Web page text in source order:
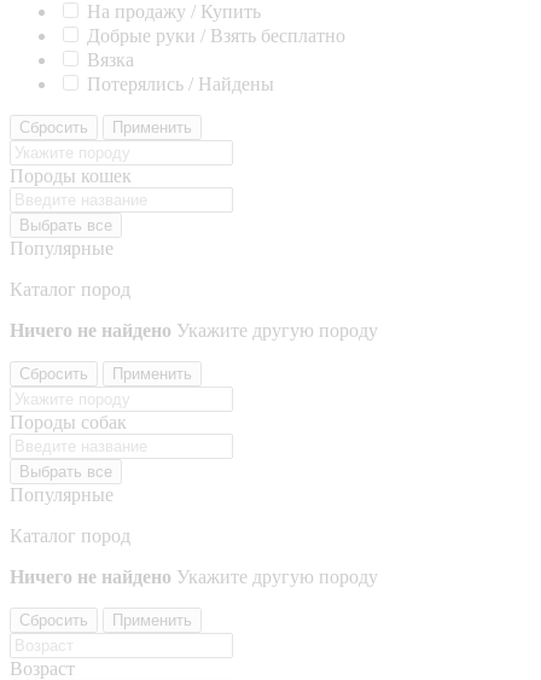
На продажу / Купить
Добрые руки / Взять бесплатно
Вязка
Потерялись / Найдены
Сбросить Применить
Породы кошек
Выбрать все
Популярные
Каталог пород
Ничего не найдено Укажите другую породу
Сбросить Применить
Породы собак
Выбрать все
Популярные
Каталог пород
Ничего не найдено Укажите другую породу
Сбросить Применить
Возраст